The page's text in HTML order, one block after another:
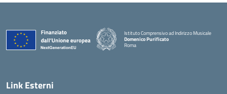
Istituto Comprensivo ad Indirizzo Musicale
Domenico Purificato
Roma
Link Esterni